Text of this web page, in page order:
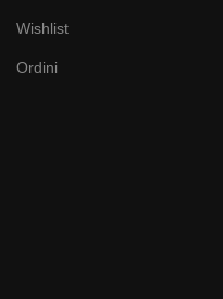
Wishlist
Ordini